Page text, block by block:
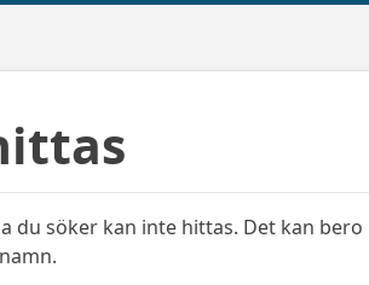
du söker kan inte hittas. Det kan bero